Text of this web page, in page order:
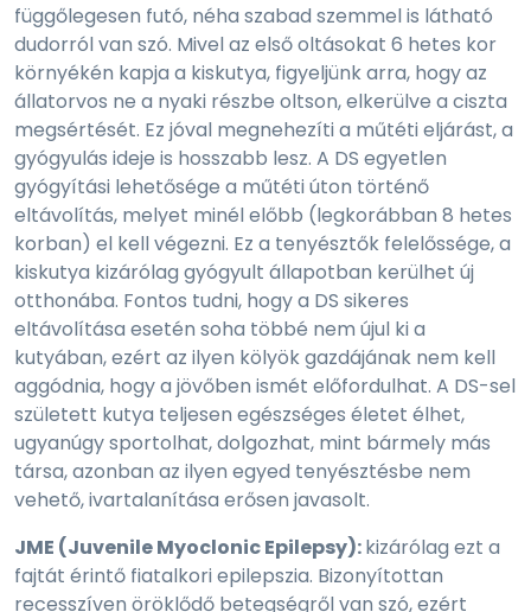
függőlegesen futó, néha szabad szemmel is látható
dudorról van szó. Mivel az első oltásokat 6 hetes kor
környékén kapja a kiskutya, figyeljünk arra, hogy az
állatorvos ne a nyaki részbe oltson, elkerülve a ciszta
megsértését. Ez jóval megnehezíti a műtéti eljárást, a
gyógyulás ideje is hosszabb lesz. A DS egyetlen
gyógyítási lehetősége a műtéti úton történő
eltávolítás, melyet minél előbb (legkorábban 8 hetes
korban) el kell végezni. Ez a tenyésztők felelőssége, a
kiskutya kizárólag gyógyult állapotban kerülhet új
otthonába. Fontos tudni, hogy a DS sikeres
eltávolítása esetén soha többé nem újul ki a
kutyában, ezért az ilyen kölyök gazdájának nem kell
aggódnia, hogy a jövőben ismét előfordulhat. A DS-sel
született kutya teljesen egészséges életet élhet,
ugyanúgy sportolhat, dolgozhat, mint bármely más
társa, azonban az ilyen egyed tenyésztésbe nem
vehető, ivartalanítása erősen javasolt.
JME (Juvenile Myoclonic Epilepsy):kizárólag ezt a
fajtát érintő fiatalkori epilepszia. Bizonyítottan
recesszíven öröklődő betegségről van szó, ezért